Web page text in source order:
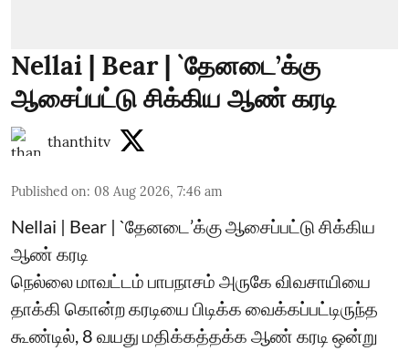
Nellai | Bear | `தேனடை’க்கு
ஆசைப்பட்டு சிக்கிய ஆண் கரடி
thanthitv
Published on: 08 Aug 2026, 7:46 am
Nellai | Bear | `தேனடை’க்கு ஆசைப்பட்டு சிக்கிய
ஆண் கரடி
நெல்லை மாவட்டம் பாபநாசம் அருகே விவசாயியை
தாக்கி கொன்ற கரடியை பிடிக்க வைக்கப்பட்டிருந்த
கூண்டில், 8 வயது மதிக்கத்தக்க ஆண் கரடி ஒன்று